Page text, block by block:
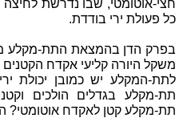
חצי-אוטומטי, שבו נדרשת
כל פעולת ירי בודדת.
בפרק הדן בהמצאת התת-מקלע
משקל היורה קליעי אקדח
לתת-המקלע יש כמובן יכולת
תת-מקלע בגדלים הולכים
תת-מקלע קטן לאקדח